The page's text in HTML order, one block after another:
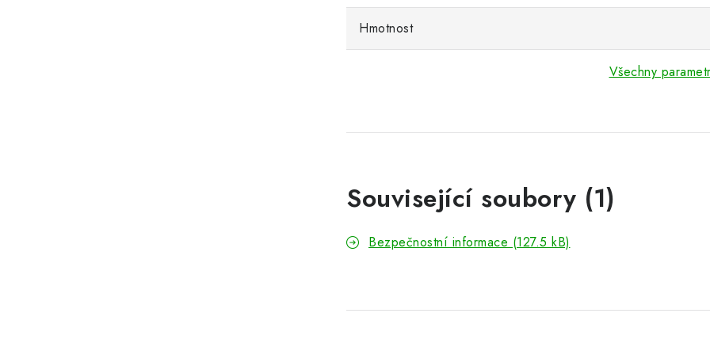
Hmotnost
Všechny
Související soubory (1)
Bezpečnostní informace (127.5 kB)